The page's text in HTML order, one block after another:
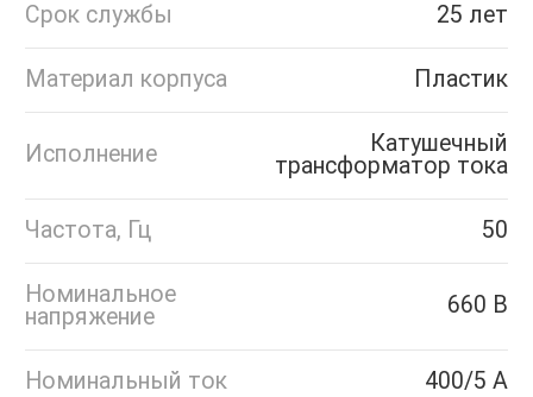
Срок службы 25 лет
Материал корпуса Пластик
Исполнение
Катушечный
трансформатор тока
Частота, Гц 50
Номинальное
напряжение
660 В
Номинальный ток 400/5 А